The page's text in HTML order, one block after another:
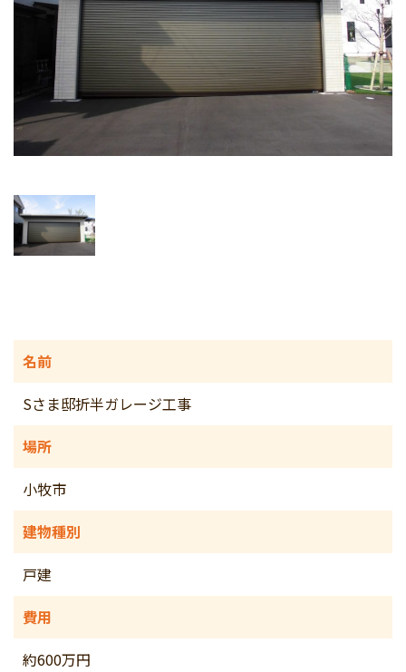
名前
Sさま邸折半ガレージ工事
場所
小牧市
建物種別
戸建
費用
約600万円